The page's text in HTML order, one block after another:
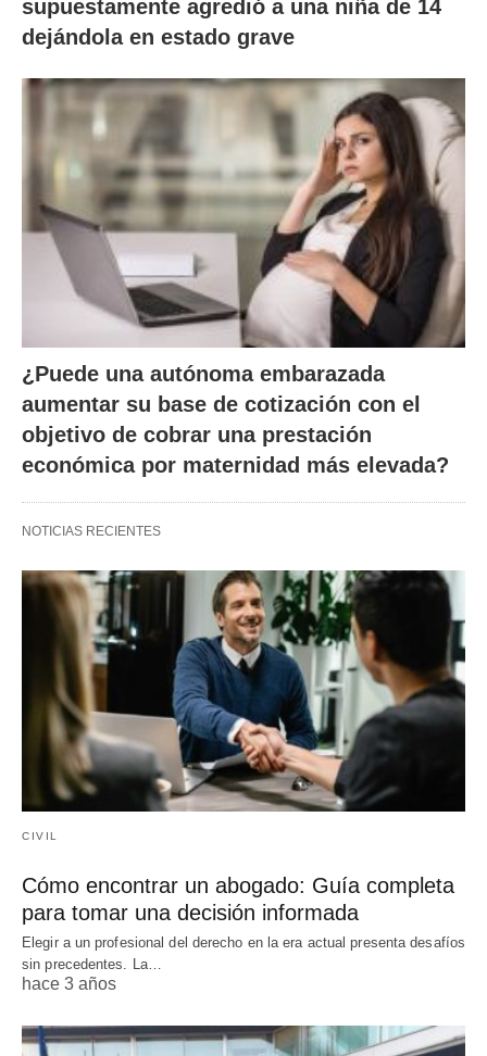
supuestamente agredió a una niña de 14
dejándola en estado grave
¿Puede una autónoma embarazada
aumentar su base de cotización con el
objetivo de cobrar una prestación
económica por maternidad más elevada?
NOTICIAS RECIENTES
CIVIL
Cómo encontrar un abogado: Guía completa
para tomar una decisión informada
Elegir a un profesional del derecho en la era actual presenta desafíos
sin precedentes. La…
hace 3 años